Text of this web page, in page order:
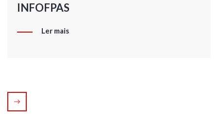
INFOFPAS
Ler mais